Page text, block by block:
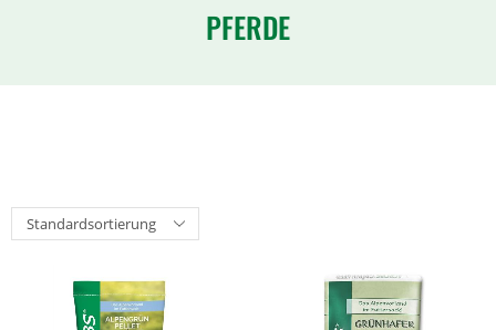
PFERDE